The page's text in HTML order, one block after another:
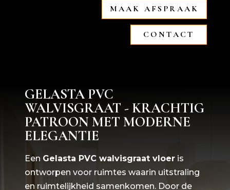
MAAK AFSPRAAK
CONTACT
GELASTA PVC
WALVISGRAAT - KRACHTIG
PATROON MET MODERNE
ELEGANTIE
Een Gelasta PVC walvisgraat vloer is
ontworpen voor ruimtes waarin uitstraling
en ruimtelijkheid samenkomen. Door de